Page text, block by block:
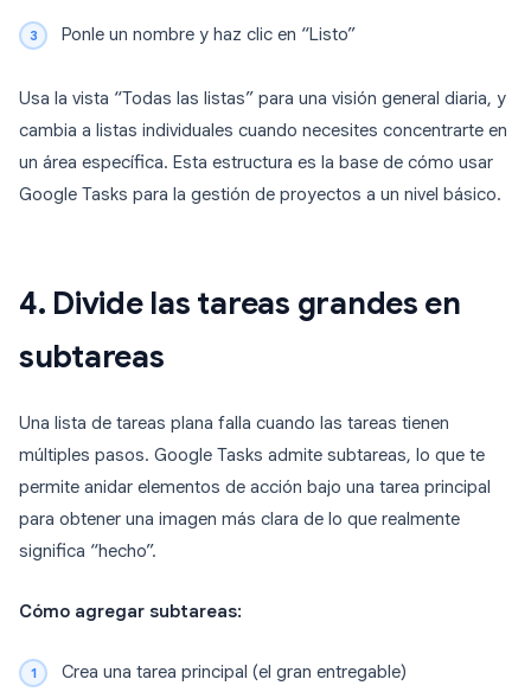
Ponle un nombre y haz clic en “Listo”
Usa la vista “Todas las listas” para una visión general diaria, y
cambia a listas individuales cuando necesites concentrarte en
un área específica. Esta estructura es la base de cómo usar
Google Tasks para la gestión de proyectos a un nivel básico.
4. Divide las tareas grandes en
subtareas
Una lista de tareas plana falla cuando las tareas tienen
múltiples pasos. Google Tasks admite subtareas, lo que te
permite anidar elementos de acción bajo una tarea principal
para obtener una imagen más clara de lo que realmente
significa “hecho”.
Cómo agregar subtareas:
Crea una tarea principal (el gran entregable)